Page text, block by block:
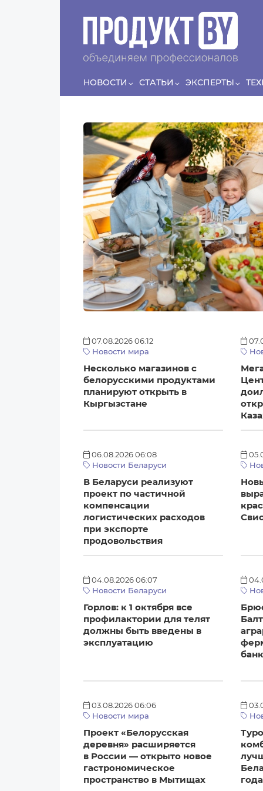
СергейЛЯШКО
Если у нас есть беспривязь, все животные чипированы и
есть программа-планировщик, на проведение…
НОВОСТИ СТАТЬИ ЭКСПЕРТЫ
07.08.2026 06:12
Новости мира
Несколько магазинов с
белорусскими продуктами
планируют открыть в
Кыргызстане
06.08.2026 06:08
Новости Беларуси
В Беларуси реализуют
проект по частичной
компенсации
логистических расходов
при экспорте
продовольствия
04.08.2026 06:07
Новости Беларуси
Горлов: к 1 октября все
профилактории для телят
должны быть введены в
эксплуатацию
03.08.2026 06:06
Новости мира
Проект «Белорусская
деревня» расширяется
в России — открыто новое
гастрономическое
пространство в Мытищах
года